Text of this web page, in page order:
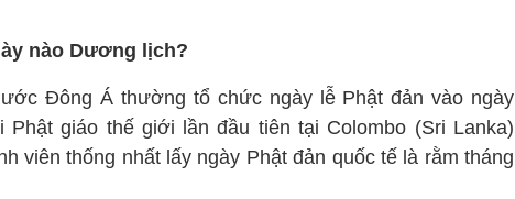
nào Dương lịch?
Đông Á thường tổ chức ngày lễ Phật đản vào ngày
giáo thế giới lần đầu tiên tại Colombo (Sri Lanka)
viên thống nhất lấy ngày Phật đản quốc tế là rằm tháng